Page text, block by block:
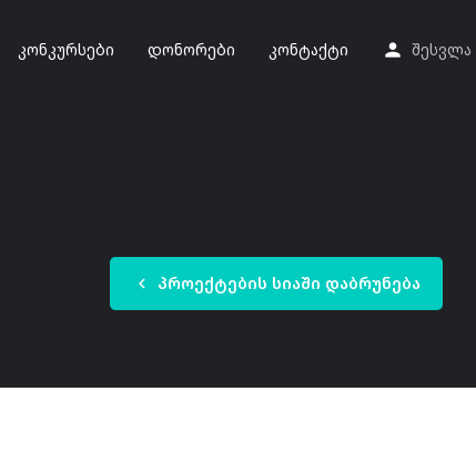
კონკურსები დონორები კონტაქტი შესვლა
პროექტების სიაში დაბრუნება